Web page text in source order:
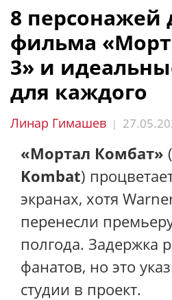
8 персонажей
фильма
3» и
для каждого
Линар Гимашев |
«Мортал Комбат» (
Kombat)
экранах, хотя
перенесли
полгода. Задержка
фанатов, но это
студии в проект.